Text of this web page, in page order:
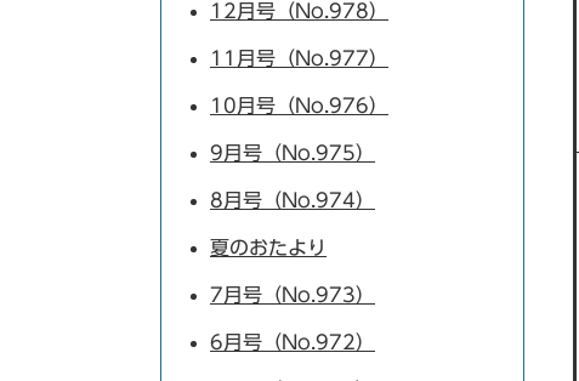
12月号（No.978）
11月号（No.977）
10月号（No.976）
9月号（No.975）
8月号（No.974）
夏のおたより
7月号（No.973）
6月号（No.972）